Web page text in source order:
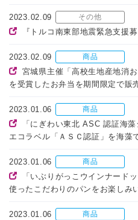
2023.02.09 その他
『トルコ南東部地震緊急支援
2023.02.09 商品
宮城県主催「高校生地産地消
を受賞したお弁当を期間限定で販
2023.01.06 商品
「にぎわい東北 ASC 認証海
エコラベル「ＡＳＣ認証」を海藻
2023.01.06 商品
「いぶりがっこウインナード
使ったこだわりのパンをお楽しみ
2023.01.06 商品